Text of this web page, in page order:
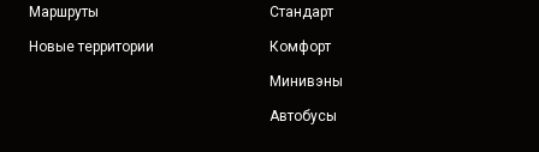
Маршруты
Новые территории
Стандарт
Комфорт
Минивэны
Автобусы